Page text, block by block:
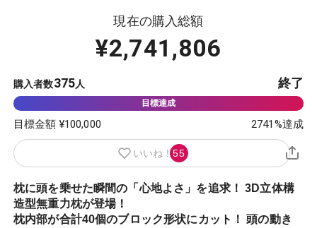
現在の購入総額
¥2,741,806
購入者数375人 終了
目標金額 ¥100,000 2741 %達成
いいね ! 55
枕に頭を乗せた瞬間の「心地よさ」を追求！ 3D立体構
造型無重力枕が登場！
枕内部が合計40個のブロック形状にカット！ 頭の動き